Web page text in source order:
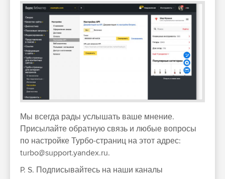
Мы всегда рады услышать ваше мнение.
Присылайте обратную связь и любые вопросы
по настройке Турбо-страниц на этот адрес:
turbo@support.yandex.ru.
P. S. Подписывайтесь на наши каналы